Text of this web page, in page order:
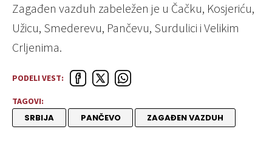
Zagađen vazduh zabeležen je u Čačku, Kosjeriću,
Užicu, Smederevu, Pančevu, Surdulici i Velikim
Crljenima.
PODELI VEST:
TAGOVI:
SRBIJA PANČEVO ZAGAĐEN VAZDUH